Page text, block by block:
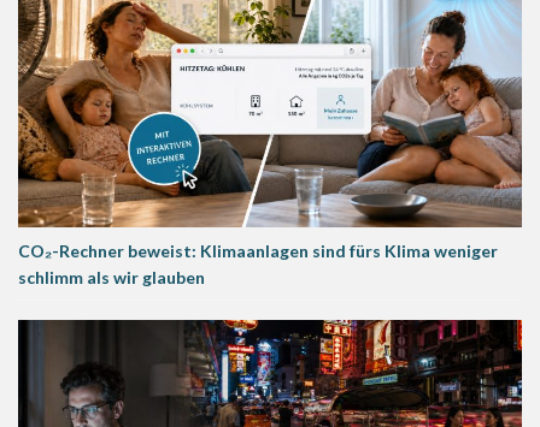
CO₂-Rechner beweist: Klimaanlagen sind fürs Klima weniger
schlimm als wir glauben